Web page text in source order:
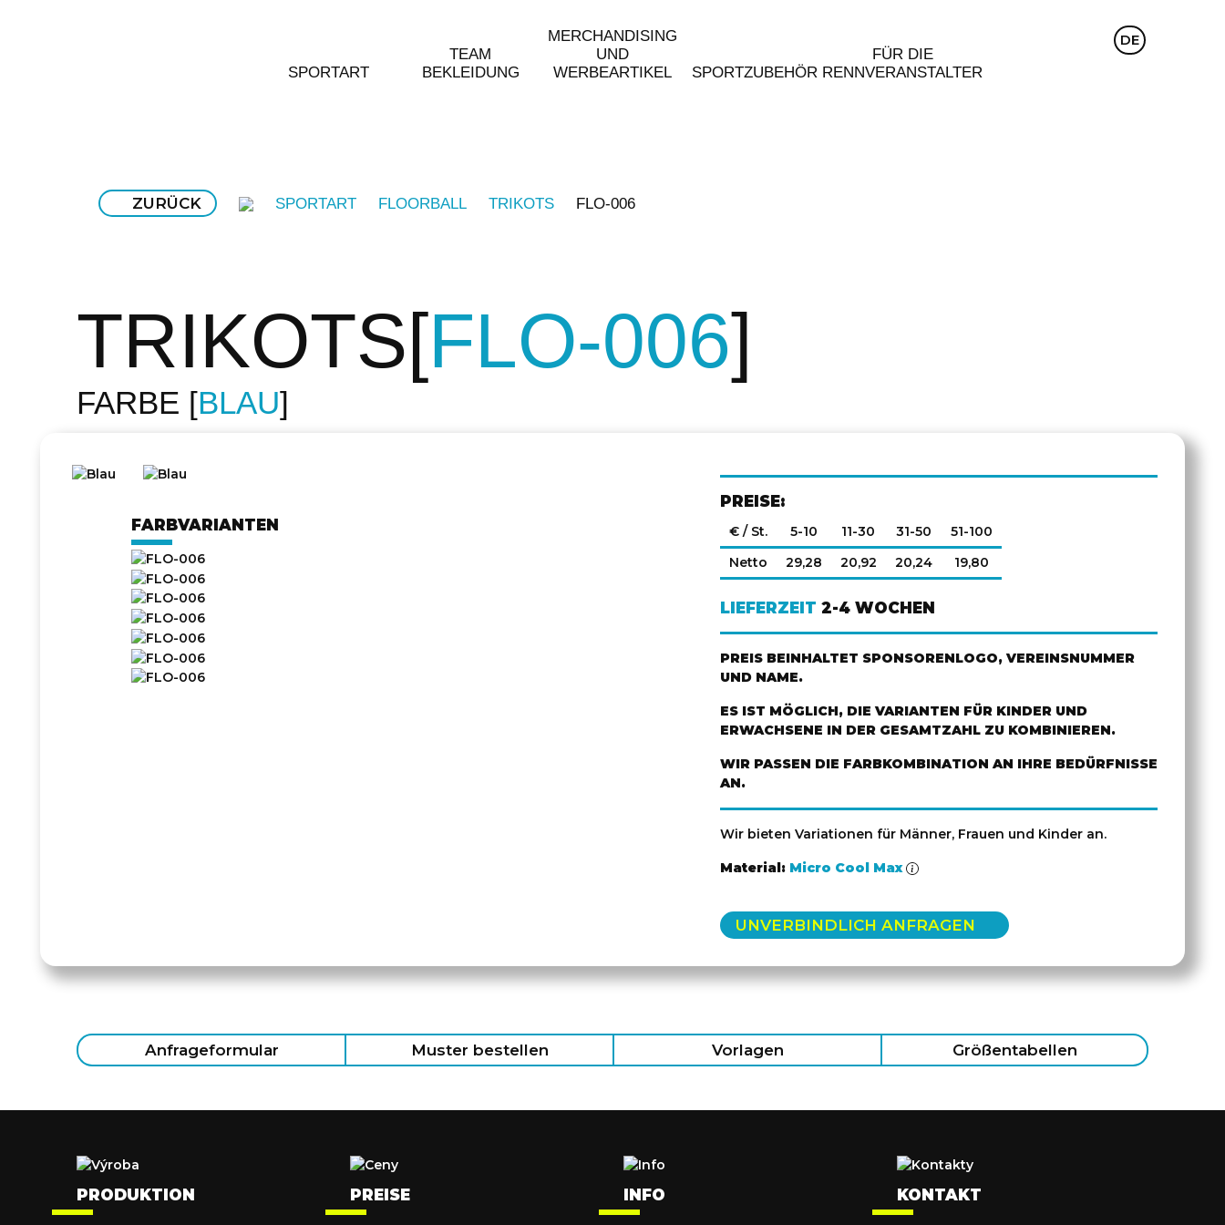
SPORTART
TEAM
BEKLEIDUNG
MERCHANDISING
UND
WERBEARTIKEL
SPORTZUBEHÖR
FÜR DIE
RENNVERANSTALTER
CZ
DE
ZURÜCK SPORTART FLOORBALL TRIKOTS FLO-006
TRIKOTS FLO-006
FARBE BLAU
FARBVARIANTEN
PREISE:
€ / St. 5-10 11-30 31-50
51-100
Netto
29,28 20,92 20,24 19,80
LIEFERZEIT 2-4 WOCHEN
PREIS BEINHALTET SPONSORENLOGO, VEREINSNUMMER
UND NAME.
ES IST MÖGLICH, DIE VARIANTEN FÜR KINDER UND
ERWACHSENE IN DER GESAMTZAHL ZU KOMBINIEREN.
WIR PASSEN DIE FARBKOMBINATION AN IHRE BEDÜRFNISSE
AN.
Wir bieten Variationen für Männer, Frauen und Kinder an.
Material: Micro Cool Max
UNVERBINDLICH ANFRAGEN
Anfrageformular Muster bestellen Vorlagen Größentabellen
PRODUKTION PREISE INFO KONTAKT